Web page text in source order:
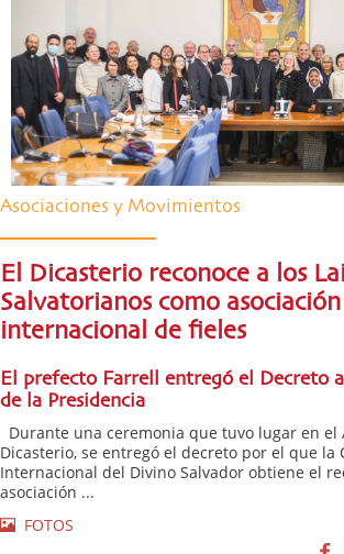
Asociaciones y Movimientos
El Dicasterio reconoce a los
Salvatorianos como asociación
internacional de fieles
El prefecto Farrell entregó el Decreto
de la Presidencia
Durante una ceremonia que tuvo lugar en el
Dicasterio, se entregó el decreto por el que la
Internacional del Divino Salvador obtiene el
asociación ...
FOTOS